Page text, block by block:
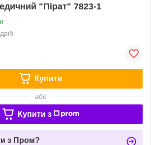
"Пірат" 7823-1
Купити
або
Купити з
з Пром?